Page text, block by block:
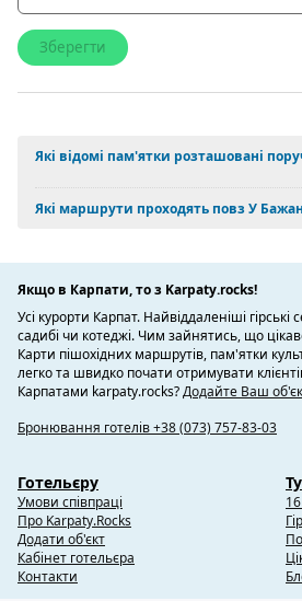
Які відомі пам'ятки розташовані
Які маршрути проходять повз У
Якщо в Карпати, то з Karpaty.rocks!
Усі курорти Карпат. Найвіддаленіші
садибі чи котеджі. Чим зайнятись, що
Карти пішохідних маршрутів, пам'ятки
легко та швидко почати отримувати
Карпатами karpaty.rocks?Додайте Ваш
Бронювання готелів +38 (073) 757-83-03
Готельєру
Умови співпраці
Про Karpaty.Rocks
Додати об'єкт
Кабінет готельєра
Контакти